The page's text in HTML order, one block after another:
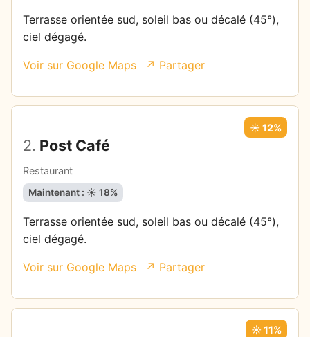
Terrasse orientée sud, soleil bas ou décalé (45°),
ciel dégagé.
Voir sur Google Maps ↗ Partager
2. Post Café
Restaurant
☀️ 12%
Maintenant : ☀️ 18%
Terrasse orientée sud, soleil bas ou décalé (45°),
ciel dégagé.
Voir sur Google Maps ↗ Partager
☀️ 11%